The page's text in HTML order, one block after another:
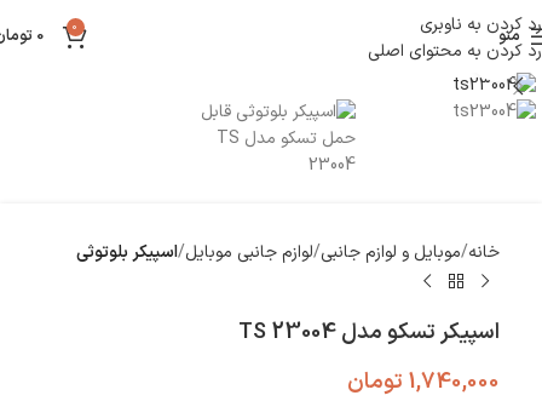
رد کردن به ناوبری
رد کردن به محتوای اصلی
منو 0
0
بزرگنمایی تصویر
خانه موبایل و لوازم جانبی لوازم جانبی موبایل اسپیکر بلوتوثی
اسپیکر تسکو مدل TS 23004
1,740,000 تومان